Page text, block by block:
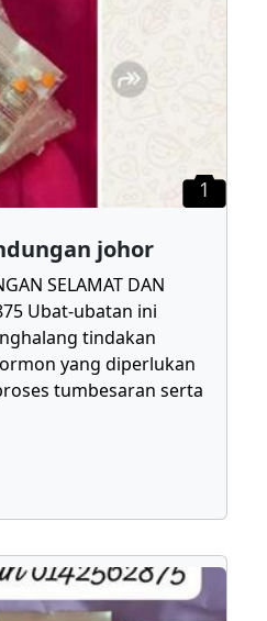
1
johor
SELAMAT DAN
Ubat-ubatan ini
tindakan
yang diperlukan
tumbesaran serta